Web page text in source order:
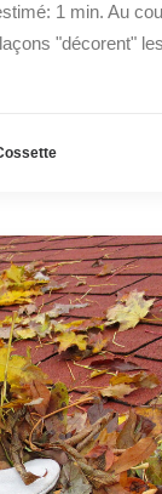
1 min. Au
"décorent"